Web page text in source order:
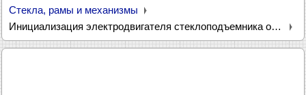
Стекла, рамы и механизмы
Инициализация электродвигателя стеклоподъемника окна двери